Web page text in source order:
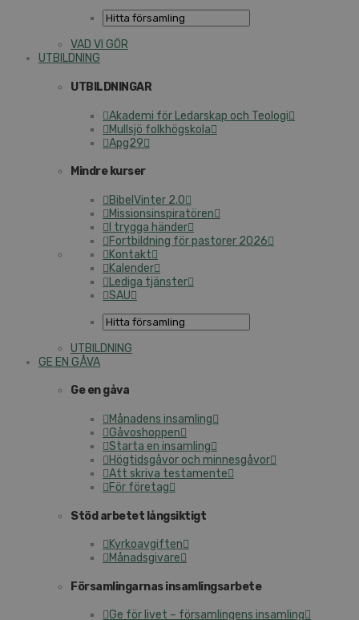
VAD VI GÖR
UTBILDNING
UTBILDNINGAR
Akademi för Ledarskap och Teologi
Mullsjö folkhögskola
Apg29
Mindre kurser
BibelVinter 2.0
Missionsinspiratören
I trygga händer
Fortbildning för pastorer 2026
Kontakt
Kalender
Lediga tjänster
SAU
UTBILDNING
GE EN GÅVA
Ge en gåva
Månadens insamling
Gåvoshoppen
Starta en insamling
Högtidsgåvor och minnesgåvor
Att skriva testamente
För företag
Stöd arbetet långsiktigt
Kyrkoavgiften
Månadsgivare
Församlingarnas insamlingsarbete
Ge för livet – församlingens insamling